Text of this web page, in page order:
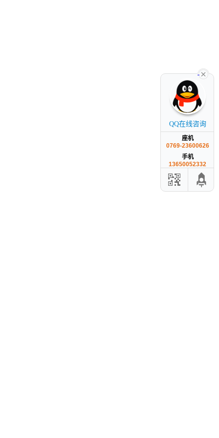
QQ在线咨询
座机
0769-23600626
手机
13650052332